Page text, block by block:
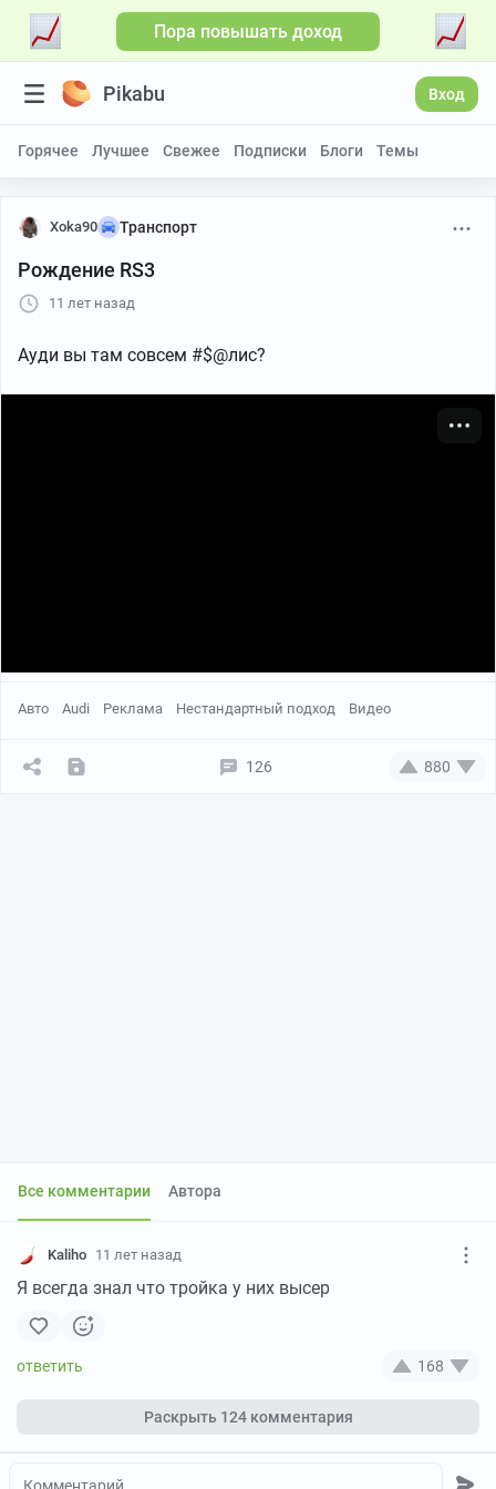
Пора повышать доход
Pikabu Вход
Горячее Лучшее Свежее Подписки Блоги Темы
Xoka90 Транспорт
Рождение RS3
11 лет назад
Ауди вы там совсем #$@лис?
Авто Audi Реклама Нестандартный подход Видео
126 880
Все комментарии Автора
Kaliho 11 лет назад
Я всегда знал что тройка у них высер
168
Раскрыть 124 комментария
Больше видео